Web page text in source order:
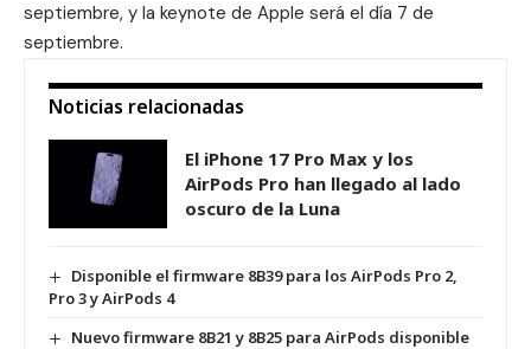
septiembre, y la keynote de Apple será el día 7 de
septiembre.
Noticias relacionadas
El iPhone 17 Pro Max y los
AirPods Pro han llegado al lado
oscuro de la Luna
Disponible el firmware 8B39 para los AirPods Pro 2,
Pro 3 y AirPods 4
Nuevo firmware 8B21 y 8B25 para AirPods disponible